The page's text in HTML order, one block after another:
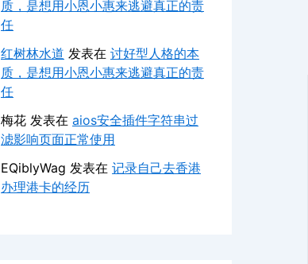
质，是想用小恩小惠来逃避真正的责
任
红树林水道 发表在 讨好型人格的本
质，是想用小恩小惠来逃避真正的责
任
梅花 发表在 aios安全插件字符串过
滤影响页面正常使用
EQiblyWag 发表在 记录自己去香港
办理港卡的经历